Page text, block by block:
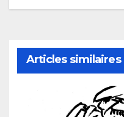
Articles similaires